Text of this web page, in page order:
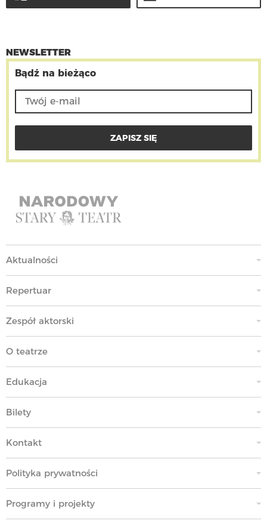
NEWSLETTER
Bądź na bieżąco
Aktualności
Repertuar
Zespół aktorski
O teatrze
Edukacja
Bilety
Kontakt
Polityka prywatności
Programy i projekty